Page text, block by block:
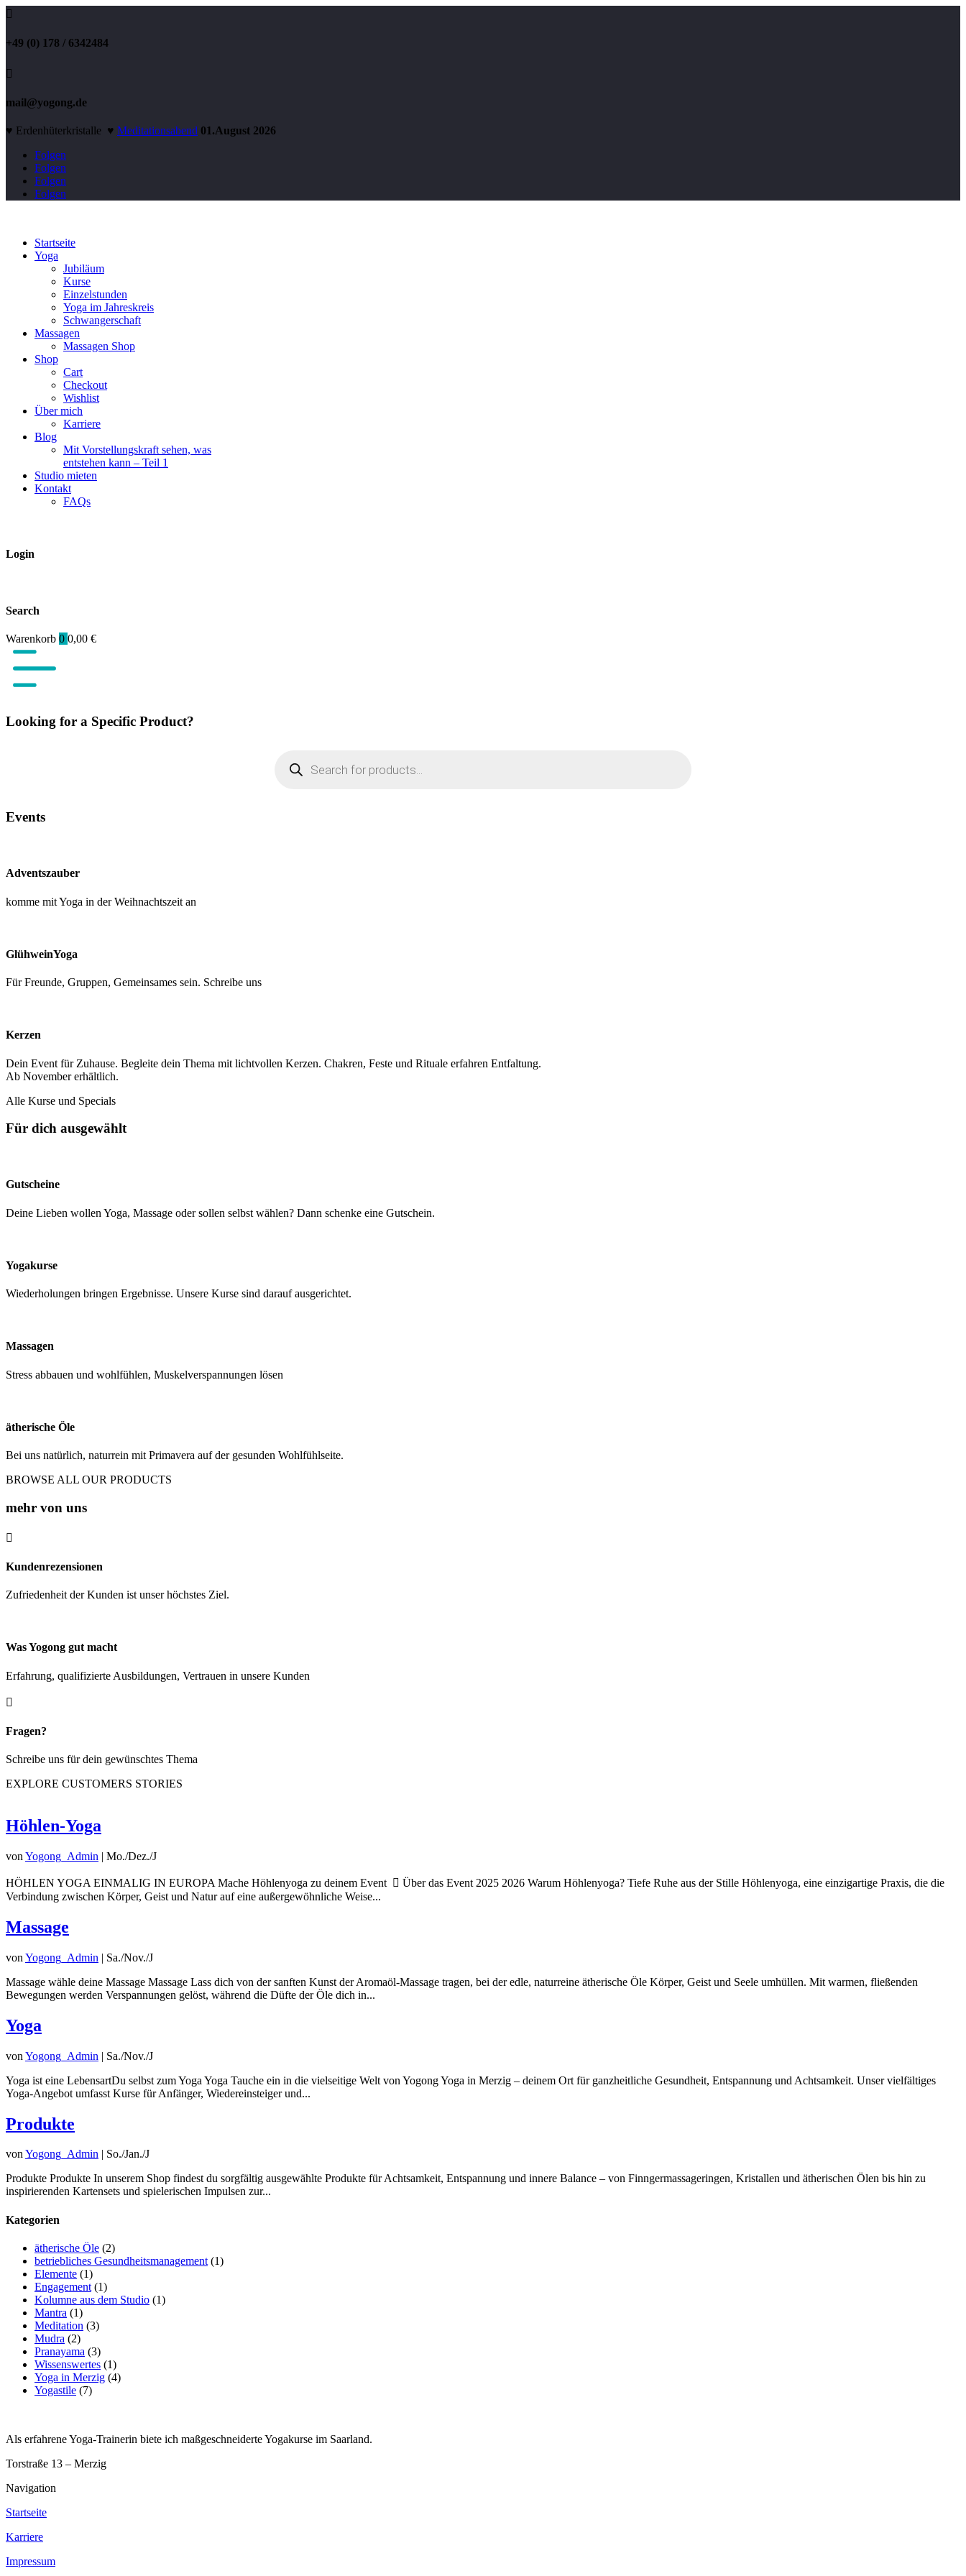

+49 (0) 178 / 6342484

mail@yogong.de
♥ Erdenhüterkristalle ♥ Meditationsabend 01.August 2026
Folgen
Folgen
Folgen
Folgen
Startseite
Yoga
Jubiläum
Kurse
Einzelstunden
Yoga im Jahreskreis
Schwangerschaft
Massagen
Massagen Shop
Shop
Cart
Checkout
Wishlist
Über mich
Karriere
Blog
Mit Vorstellungskraft sehen, was
entstehen kann – Teil 1
Studio mieten
Kontakt
FAQs
Login
Search
Warenkorb 0 0,00 €
Looking for a Specific Product?
search
Events
Adventszauber
komme mit Yoga in der Weihnachtszeit an
GlühweinYoga
Für Freunde, Gruppen, Gemeinsames sein. Schreibe uns
Kerzen
Dein Event für Zuhause. Begleite dein Thema mit lichtvollen Kerzen. Chakren, Feste und Rituale erfahren Entfaltung.
Ab November erhältlich.
Alle Kurse und Specials
Für dich ausgewählt
Gutscheine
Deine Lieben wollen Yoga, Massage oder sollen selbst wählen? Dann schenke eine Gutschein.
Yogakurse
Wiederholungen bringen Ergebnisse. Unsere Kurse sind darauf ausgerichtet.
Massagen
Stress abbauen und wohlfühlen, Muskelverspannungen lösen
ätherische Öle
Bei uns natürlich, naturrein mit Primavera auf der gesunden Wohlfühlseite.
BROWSE ALL OUR PRODUCTS
mehr von uns

Kundenrezensionen
Zufriedenheit der Kunden ist unser höchstes Ziel.
Was Yogong gut macht
Erfahrung, qualifizierte Ausbildungen, Vertrauen in unsere Kunden

Fragen?
Schreibe uns für dein gewünschtes Thema
EXPLORE CUSTOMERS STORIES
Höhlen-Yoga
von Yogong_Admin | Mo./Dez./J
HÖHLEN YOGA EINMALIG IN EUROPA Mache Höhlenyoga zu deinem Event  Über das Event 2025 2026 Warum Höhlenyoga? Tiefe Ruhe aus der Stille Höhlenyoga, eine einzigartige Praxis, die die
Verbindung zwischen Körper, Geist und Natur auf eine außergewöhnliche Weise...
Massage
von Yogong_Admin | Sa./Nov./J
Massage wähle deine Massage Massage Lass dich von der sanften Kunst der Aromaöl-Massage tragen, bei der edle, naturreine ätherische Öle Körper, Geist und Seele umhüllen. Mit warmen, fließenden
Bewegungen werden Verspannungen gelöst, während die Düfte der Öle dich in...
Yoga
von Yogong_Admin | Sa./Nov./J
Yoga ist eine LebensartDu selbst zum Yoga Yoga Tauche ein in die vielseitige Welt von Yogong Yoga in Merzig – deinem Ort für ganzheitliche Gesundheit, Entspannung und Achtsamkeit. Unser vielfältiges
Yoga-Angebot umfasst Kurse für Anfänger, Wiedereinsteiger und...
Produkte
vonYogong_Admin | So./Jan./J
Produkte Produkte In unserem Shop findest du sorgfältig ausgewählte Produkte für Achtsamkeit, Entspannung und innere Balance – von Finngermassageringen, Kristallen und ätherischen Ölen bis hin zu
inspirierenden Kartensets und spielerischen Impulsen zur...
Kategorien
ätherische Öle (2)
betriebliches Gesundheitsmanagement (1)
Elemente (1)
Engagement (1)
Kolumne aus dem Studio (1)
Mantra (1)
Meditation (3)
Mudra (2)
Pranayama (3)
Wissenswertes (1)
Yoga in Merzig (4)
Yogastile (7)
Als erfahrene Yoga-Trainerin biete ich maßgeschneiderte Yogakurse im Saarland.
Torstraße 13 – Merzig
Navigation
Startseite
Karriere
Impressum